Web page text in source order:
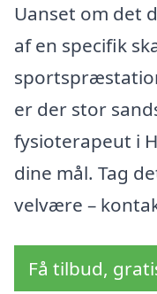
Uanset om det
af en specifik
er der stor
fysioterapeut i
dine mål. Tag
velvære –
Få tilbud,